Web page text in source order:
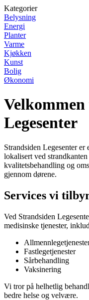
Kategorier
Belysning
Energi
Planter
Varme
Kjøkken
Kunst
Bolig
Økonomi
Legesenter
Strandsiden Legesenter er
lokalisert ved
kvalitetsbehandling og
gjennom dørene.
Services vi
Ved Strandsiden
medisinske tjenester,
Fastlegetjenester
Sårbehandling
Vaksinering
Vi tror på helhetlig
bedre helse og velvære.